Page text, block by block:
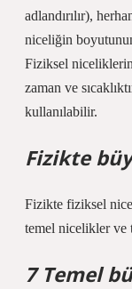
adlandırılır),
niceliğin
Fiziksel
zaman ve
kullanılabilir.
Fizikte
Fizikte fiziksel
temel nicelikler ve
7 Temel